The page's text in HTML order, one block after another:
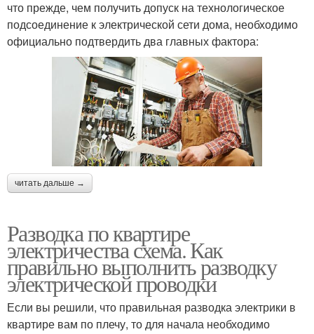
что прежде, чем получить допуск на технологическое
подсоединение к электрической сети дома, необходимо
официально подтвердить два главных фактора:
читать дальше →
Разводка по квартире
электричества схема. Как
правильно выполнить разводку
электрической проводки
Если вы решили, что правильная разводка электрики в
квартире вам по плечу, то для начала необходимо